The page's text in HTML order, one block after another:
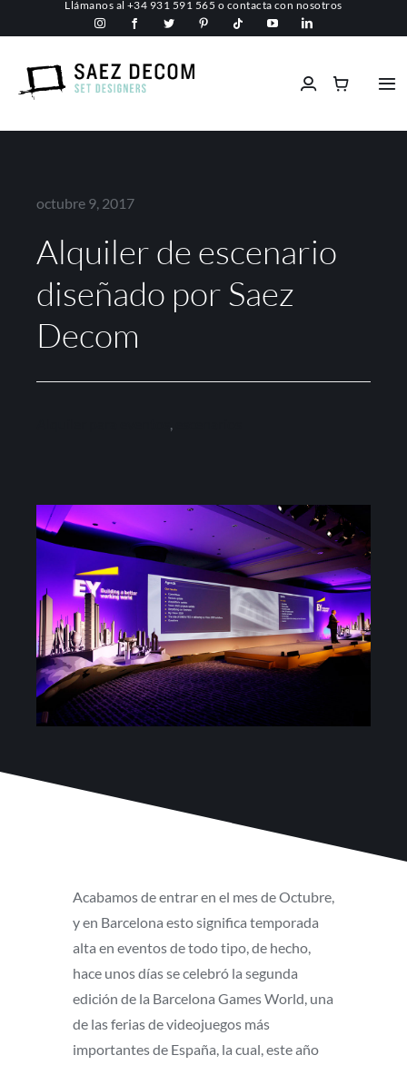
al
contenido
Llámanos al +34 931 591 565 o contacta con nosotros
Espacios comerciales
Ignífugos
Contacto
Tienda online
octubre 9, 2017
Alquiler de escenario
diseñado por Saez
Decom
,
Acabamos de entrar en el mes de Octubre,
y en Barcelona esto significa temporada
alta en eventos de todo tipo, de hecho,
hace unos días se celebró la segunda
edición de la Barcelona Games World, una
de las ferias de videojuegos más
importantes de España, la cual, este año